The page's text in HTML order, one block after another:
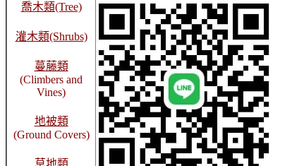
喬木類(Tree)
灌木類(Shrubs)
蔓藤類
(Climbers and
Vines)
地被類
(Ground Covers)
草地類